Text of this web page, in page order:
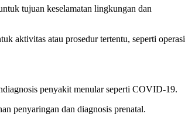
tujuan keselamatan lingkungan dan
aktivitas atau prosedur tertentu, seperti operasi
penyakit menular seperti COVID-19.
penyaringan dan diagnosis prenatal.